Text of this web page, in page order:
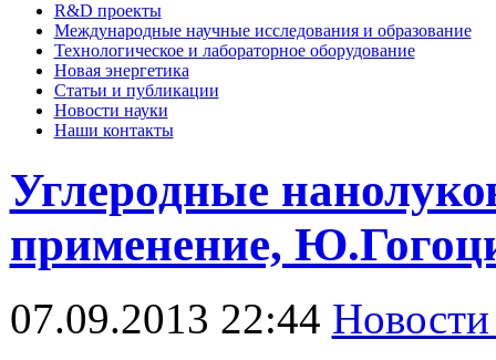
R&D проекты
Международные научные исследования и образование
Технологическое и лабораторное оборудование
Hовая энергетика
Статьи и публикации
Новости науки
Наши контакты
Углеродные
применение,
07.09.2013 22:44